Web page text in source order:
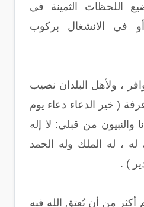
اللحظات الثمينة في
في الانشغال بركوب
، ولأهل البلدان نصيب
( خير الدعاء دعاء يوم
من قبلي: لا إله
له ، له الملك وله الحمد
) .
من أن يُعتق الله فيه